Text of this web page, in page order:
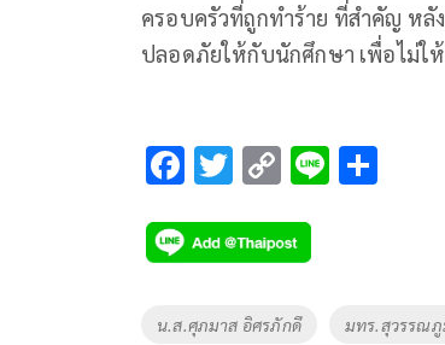
ครอบครัวที่ถูกทำร้าย ที่สำคัญ หลั
ปลอดภัยให้กับนักศึกษา เพื่อไม่ใ
F
e
b
o
T
tt
er
C
p
y
Li
Li
Tags
น.ส.ศุภมาส อิศรภักดี มทร.สุวรรณภู